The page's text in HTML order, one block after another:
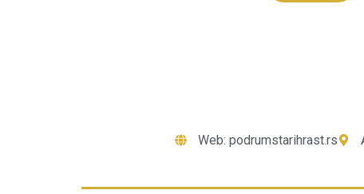
Web: podrumstarihrast.rs